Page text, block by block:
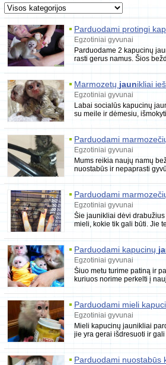
Parduodami protingi
Egzotiniai gyvunai
Parduodame 2 kapucinų
rasti gerus namus. Šios
Marmozetų jaunikliai
Egzotiniai gyvunai
Labai socialūs kapucinų
su meile ir dėmesiu,
Parduodami
Egzotiniai gyvunai
Mums reikia naujų namų
nuostabūs ir nepaprasti
Parduodami
Egzotiniai gyvunai
Šie jaunikliai dėvi
mieli, kokie tik gali būti. Jie
Parduodami kapucinų
patelėms
Egzotiniai gyvunai
Šiuo metu turime patiną ir
kuriuos norime perkelti į
auginami mūsų namuose ir
Parduodami mieli
Egzotiniai gyvunai
Mieli kapucinų jaunikliai
jie yra gerai išdresuoti ir
Parduodami nuostabūs